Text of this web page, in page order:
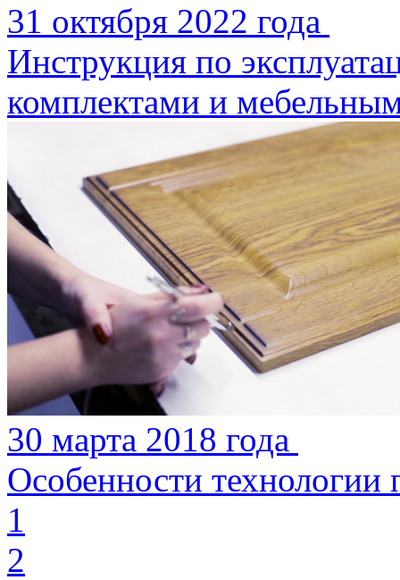
31 октября 2022 года
Инструкция по
комплектами и
30 марта 2018 года
Особенности технологии
1
2